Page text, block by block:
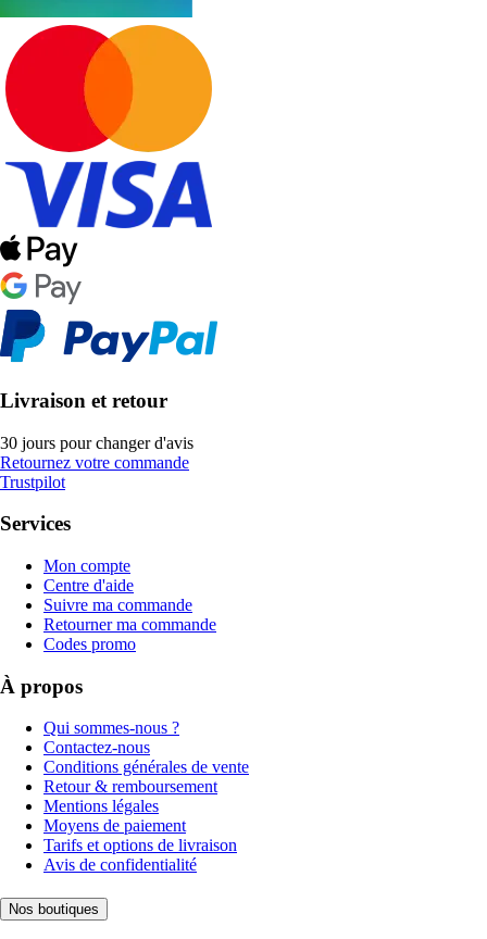
Livraison et retour
30 jours pour changer d'avis
Retournez votre commande
Trustpilot
Services
Mon compte
Centre d'aide
Suivre ma commande
Retourner ma commande
Codes promo
À propos
Qui sommes-nous ?
Contactez-nous
Conditions générales de vente
Retour & remboursement
Mentions légales
Moyens de paiement
Tarifs et options de livraison
Avis de confidentialité
Nos boutiques